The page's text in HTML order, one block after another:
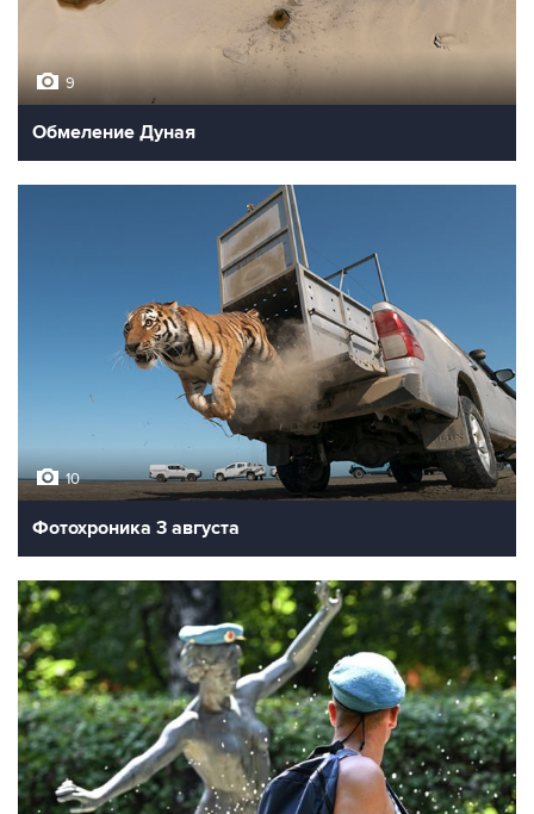
9
Обмеление Дуная
10
Фотохроника 3 августа